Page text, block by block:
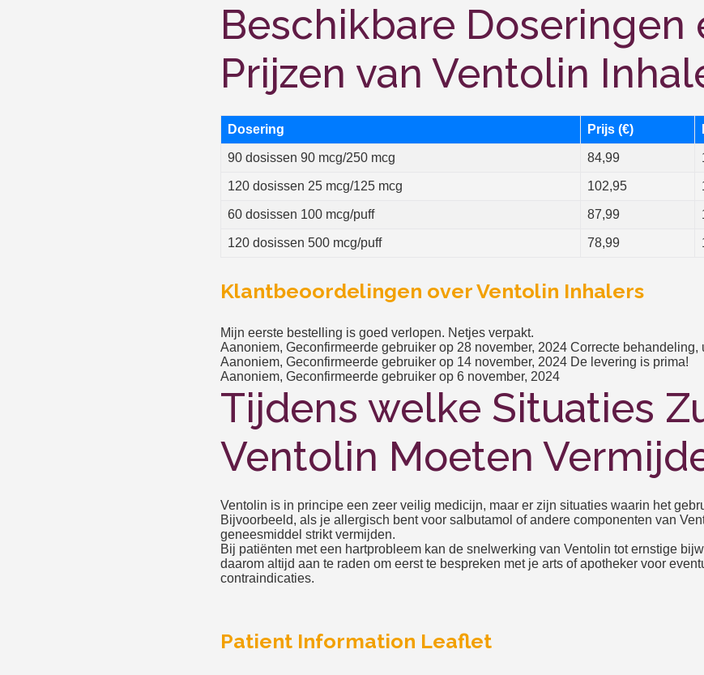
Beschikbare Doseringen
Prijzen van Ventolin
Dosering Prijs (€)
90 dosissen 90 mcg/250 mcg 84,99
120 dosissen 25 mcg/125 mcg 102,95
60 dosissen 100 mcg/puff 87,99
120 dosissen 500 mcg/puff 78,99
Klantbeoordelingen over Ventolin Inhalers
Mijn eerste bestelling is goed verlopen. Netjes verpakt.
Aanoniem, Geconfirmeerde gebruiker op 28 november, 2024 Correcte behandeling,
Aanoniem, Geconfirmeerde gebruiker op 14 november, 2024 De levering is prima!
Aanoniem, Geconfirmeerde gebruiker op 6 november, 2024
Tijdens welke Situaties
Ventolin Moeten
Ventolin is in principe een zeer veilig medicijn, maar er zijn situaties waarin het
Bijvoorbeeld, als je allergisch bent voor salbutamol of andere componenten van
geneesmiddel strikt vermijden.
Bij patiënten met een hartprobleem kan de snelwerking van Ventolin tot ernstige
daarom altijd aan te raden om eerst te bespreken met je arts of apotheker voor
contraindicaties.
Patient Information Leaflet